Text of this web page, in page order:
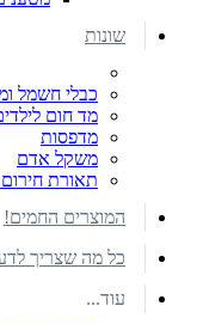
שונות
כבלי חשמל
מד חום
מדפסות
משקל אדם
תאורת חירום
המוצרים החמים!
כל מה שצריך
עוד...